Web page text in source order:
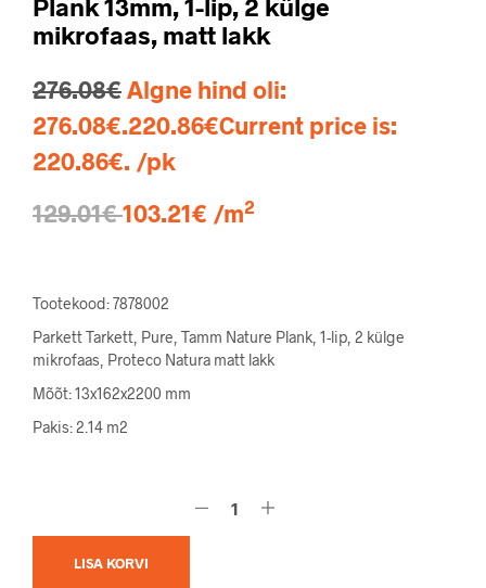
Plank 13mm, 1-lip, 2 külge
mikrofaas, matt lakk
276.08€Algne hind oli:
276.08€.220.86€Current price is:
220.86€. /pk
129.01€103.21€ /m2
Tootekood: 7878002
Parkett Tarkett, Pure, Tamm Nature Plank, 1-lip, 2 külge
mikrofaas, Proteco Natura matt lakk
Mõõt: 13x162x2200 mm
Pakis: 2.14 m2
LISA KORVI